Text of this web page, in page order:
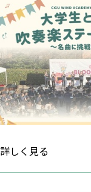
詳しく見る